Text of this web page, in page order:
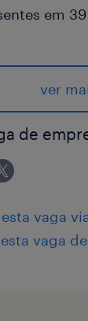
em
é um
da
em todo o
e
na
empresa
ver
de
vaga
vaga